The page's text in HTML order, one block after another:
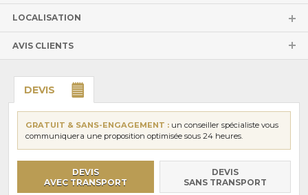
LOCALISATION
AVIS CLIENTS
DEVIS
GRATUIT & SANS-ENGAGEMENT : un conseiller spécialiste vous
communiquera une proposition optimisée sous 24 heures.
DEVIS
AVEC TRANSPORT
DEVIS
SANS TRANSPORT